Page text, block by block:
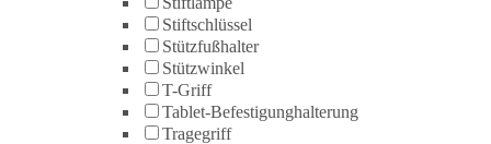
Stiftschlüssel
Stützfußhalter
Stützwinkel
T-Griff
Tablet-Befestigunghalterung
Tragegriff